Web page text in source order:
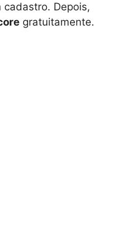
cadastro. Depois,
gratuitamente.